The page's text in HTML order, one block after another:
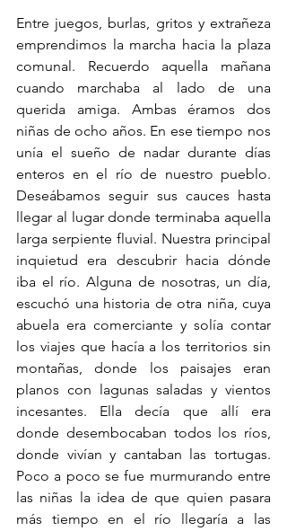
Entre juegos, burlas, gritos y extrañeza
emprendimos la marcha hacia la plaza
comunal. Recuerdo aquella mañana
cuando marchaba al lado de una
querida amiga. Ambas éramos dos
niñas de ocho años. En ese tiempo nos
unía el sueño de nadar durante días
enteros en el río de nuestro pueblo.
Deseábamos seguir sus cauces hasta
llegar al lugar donde terminaba aquella
larga serpiente fluvial. Nuestra principal
inquietud era descubrir hacia dónde
iba el río. Alguna de nosotras, un día,
escuchó una historia de otra niña, cuya
abuela era comerciante y solía contar
los viajes que hacía a los territorios sin
montañas, donde los paisajes eran
planos con lagunas saladas y vientos
incesantes. Ella decía que allí era
donde desembocaban todos los ríos,
donde vivían y cantaban las tortugas.
Poco a poco se fue murmurando entre
las niñas la idea de que quien pasara
más tiempo en el río llegaría a las